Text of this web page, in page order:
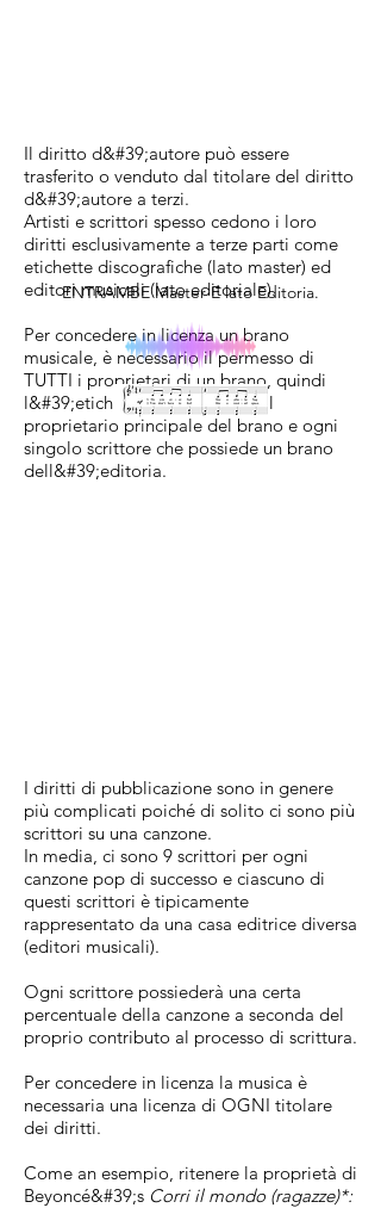
Il diritto d&#39;autore può essere
trasferito o venduto dal titolare del diritto
d&#39;autore a terzi.
Artisti e scrittori spesso cedono i loro
diritti esclusivamente a terze parti come
etichette discografiche (lato master) ed
editori musicali (lato editoriale).
Per concedere in licenza un brano
musicale, è necessario il permesso di
TUTTI i proprietari di un brano, quindi
l&#39;etichetta discografica o il
proprietario principale del brano e ogni
singolo scrittore che possiede un brano
dell&#39;editoria.
I diritti di pubblicazione sono in genere
più complicati poiché di solito ci sono più
scrittori su una canzone.
In media, ci sono 9 scrittori per ogni
canzone pop di successo e ciascuno di
questi scrittori è tipicamente
rappresentato da una casa editrice diversa
(editori musicali).
Ogni scrittore possiederà una certa
percentuale della canzone a seconda del
proprio contributo al processo di scrittura.
Per concedere in licenza la musica è
necessaria una licenza di OGNI titolare
dei diritti.
Come an esempio, ritenere la proprietà di
Beyoncé&#39;s Corri il mondo (ragazze)*:
ENTRAMBE Master E lato Editoria.